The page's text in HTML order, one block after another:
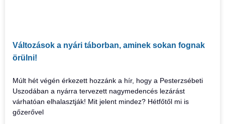
Változások a nyári táborban, aminek sokan fognak
örülni!
Múlt hét végén érkezett hozzánk a hír, hogy a Pesterzsébeti
Uszodában a nyárra tervezett nagymedencés lezárást
várhatóan elhalasztják! Mit jelent mindez? Hétfőtől mi is
gőzerővel